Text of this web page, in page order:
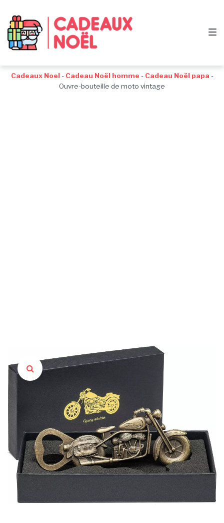
navigation
au
contenu
au
pied
de
Cadeaux Noel - Cadeau Noël homme - Cadeau Noël papa -
Ouvre-bouteille de moto vintage